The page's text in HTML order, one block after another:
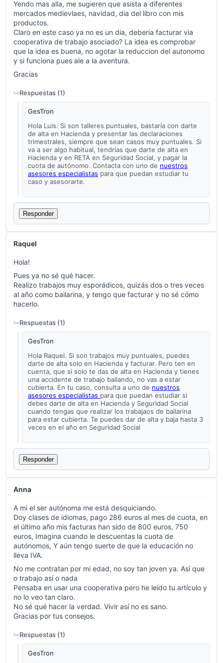
Yendo mas alla, me sugieren que asista a diferentes
mercados medievlaes, navidad, dia del libro con mis
productos.
Claro en este caso ya no es un dia, deberia facturar via
cooperativa de trabajo asociado? La idea es comprobar
que la idea es buena, no agotar la reduccion del autonomo
y si funciona pues ale a la aventura.
Gracias
Respuestas (1)
GesTron
Hola Luis. Si son talleres puntuales, bastaría con darte
de alta en Hacienda y presentar las declaraciones
trimestrales, siempre que sean casos muy puntuales. Si
va a ser algo habitual, tendrías que darte de alta en
Hacienda y en RETA en Seguridad Social, y pagar la
cuota de autónomo. Contacta con uno de nuestros
asesores especialistas para que puedan estudiar tu
caso y asesorarte.
Responder
Raquel
Hola!
Pues ya no sé qué hacer.
Realizo trabajos muy esporádicos, quizás dos o tres veces
al año como bailarina, y tengo que facturar y no sé cómo
hacerlo.
Respuestas (1)
GesTron
Hola Raquel. Si son trabajos muy puntuales, puedes
darte de alta solo en Hacienda y facturar. Pero ten en
cuenta, que si solo te das de alta en Hacienda y tienes
una accidente de trabajo bailando, no vas a estar
cubierta. En tu caso, consulta a uno de nuestros
asesores especialistas para que puedan estudiar si
debes darte de alta en Hacienda y Seguridad Social
cuando tengas que realizar los trabajaos de bailarina
para estar cubierta. Te puedes dar de alta y baja hasta 3
veces en el año en Seguridad Social
Responder
Anna
A mi el ser autónoma me está desquiciando.
Doy clases de idiomas, pago 286 euros al mes de cuota, en
el último año mis facturas han sido de 800 euros, 750
euros, Imagina cuando le descuentas la cuota de
autónomos, Y aún tengo suerte de que la educación no
lleva IVA.
No me contratan por mi edad, no soy tan joven ya. Así que
o trabajo así o nada
Pensaba en usar una cooperativa pero he leído tu artículo y
no lo veo tan claro.
No sé qué hacer la verdad. Vivir así no es sano.
Gracias por tus consejos.
Respuestas (1)
GesTron